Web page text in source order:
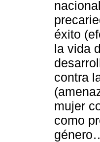
éxito
la vida
contra
mujer
como